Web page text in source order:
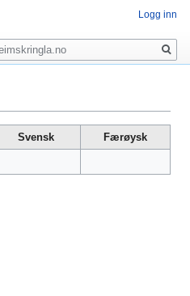
Svensk
Færøysk
Logg inn